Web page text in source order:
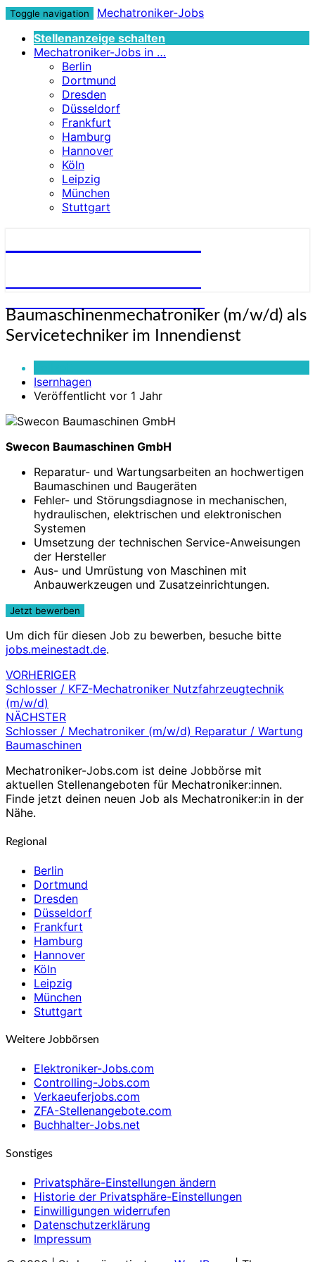
Toggle navigation
Mechatroniker-Jobs
Stellenanzeige schalten
Mechatroniker-Jobs in …
Berlin
Dortmund
Dresden
Düsseldorf
Frankfurt
Hamburg
Hannover
Köln
Leipzig
München
Stuttgart
Baumaschinenmechatroniker
(m/w/d)
als
Innendienst
Baumaschinenmechatroniker (m/w/d) als
Servicetechniker im Innendienst
Isernhagen
Veröffentlicht vor 1 Jahr
Swecon Baumaschinen GmbH
Reparatur- und Wartungsarbeiten an hochwertigen
Baumaschinen und Baugeräten
Fehler- und Störungsdiagnose in mechanischen,
hydraulischen, elektrischen und elektronischen
Systemen
Umsetzung der technischen Service-Anweisungen
der Hersteller
Aus- und Umrüstung von Maschinen mit
Anbauwerkzeugen und Zusatzeinrichtungen.
Um dich für diesen Job zu bewerben, besuche bitte
jobs.meinestadt.de.
Beitragsnavigation
VORHERIGER
Schlosser / KFZ-Mechatroniker Nutzfahrzeugtechnik
(m/w/d)
NÄCHSTER
Schlosser / Mechatroniker (m/w/d) Reparatur / Wartung
Baumaschinen
Mechatroniker-Jobs.com ist deine Jobbörse mit
aktuellen Stellenangeboten für Mechatroniker:innen.
Finde jetzt deinen neuen Job als Mechatroniker:in in der
Nähe.
Regional
Berlin
Dortmund
Dresden
Düsseldorf
Frankfurt
Hamburg
Hannover
Köln
Leipzig
München
Stuttgart
Weitere Jobbörsen
Elektroniker-Jobs.com
Controlling-Jobs.com
Verkaeuferjobs.com
ZFA-Stellenangebote.com
Buchhalter-Jobs.net
Sonstiges
Privatsphäre-Einstellungen ändern
Historie der Privatsphäre-Einstellungen
Einwilligungen widerrufen
Datenschutzerklärung
Impressum